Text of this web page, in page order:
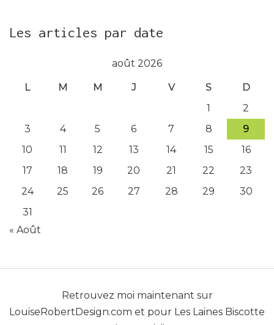
Les articles par date
août 2026
L M M J V S
D
1
2
3
4 5 6 7 8
9
10
11 12 13 14 15
16
17
18 19 20 21 22
23
24
25 26 27 28 29
30
31
« Août
Retrouvez moi maintenant sur
LouiseRobertDesign.com et pour Les Laines Biscotte